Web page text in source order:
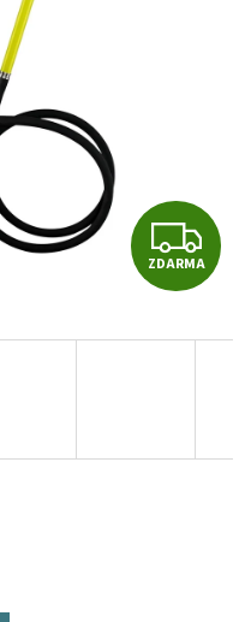
Z
D
A
ZDARMA